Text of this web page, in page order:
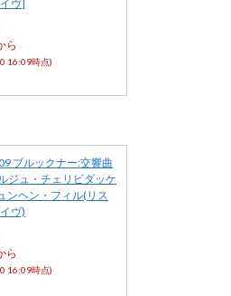
ヴ]
ら
16:09時点)
ブルックナー:交響曲
ジュ・チェリビダッケ
ンヘン・フィル(リス
ヴ)
ら
16:09時点)